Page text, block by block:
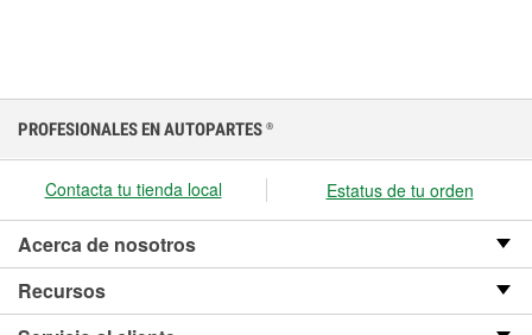
PROFESIONALES EN AUTOPARTES ®
Contacta tu tienda local Estatus de tu orden
Acerca de nosotros
Recursos